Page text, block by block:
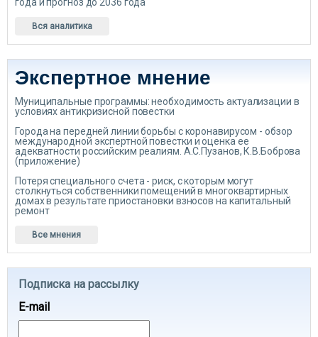
Вся аналитика
Экспертное мнение
Муниципальные программы: необходимость актуализации в
условиях антикризисной повестки
Города на передней линии борьбы с коронавирусом - обзор
международной экспертной повестки и оценка ее
адекватности российским реалиям. А.С.Пузанов, К.В.Боброва
(приложение)
Потеря специального счета - риск, с которым могут
столкнуться собственники помещений в многоквартирных
домах в результате приостановки взносов на капитальный
ремонт
Все мнения
Подписка на рассылку
E-mail